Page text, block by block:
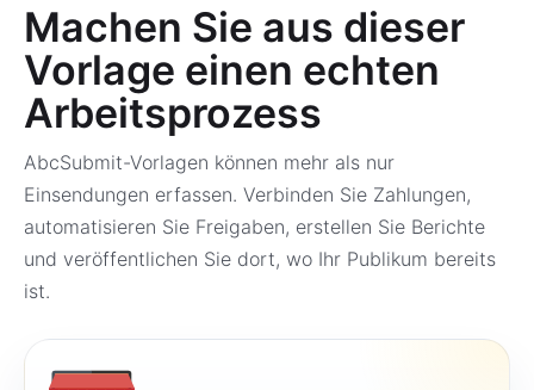
Machen Sie aus dieser
Vorlage einen echten
Arbeitsprozess
AbcSubmit-Vorlagen können mehr als nur
Einsendungen erfassen. Verbinden Sie Zahlungen,
automatisieren Sie Freigaben, erstellen Sie Berichte
und veröffentlichen Sie dort, wo Ihr Publikum bereits
ist.